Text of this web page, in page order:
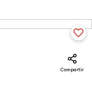
Compartir